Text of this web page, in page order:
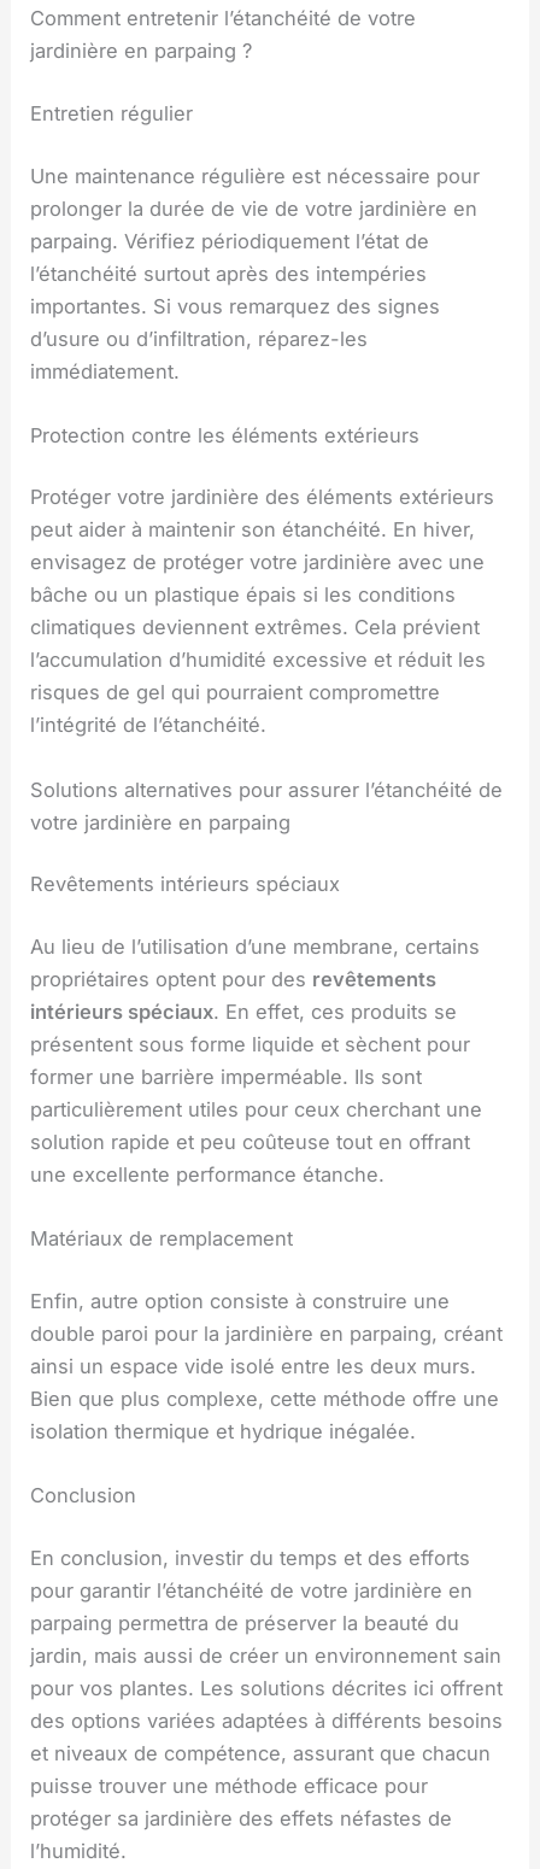
Comment entretenir l’étanchéité de votre
jardinière en parpaing ?
Entretien régulier
Une maintenance régulière est nécessaire pour
prolonger la durée de vie de votre jardinière en
parpaing. Vérifiez périodiquement l’état de
l’étanchéité surtout après des intempéries
importantes. Si vous remarquez des signes
d’usure ou d’infiltration, réparez-les
immédiatement.
Protection contre les éléments extérieurs
Protéger votre jardinière des éléments extérieurs
peut aider à maintenir son étanchéité. En hiver,
envisagez de protéger votre jardinière avec une
bâche ou un plastique épais si les conditions
climatiques deviennent extrêmes. Cela prévient
l’accumulation d’humidité excessive et réduit les
risques de gel qui pourraient compromettre
l’intégrité de l’étanchéité.
Solutions alternatives pour assurer l’étanchéité de
votre jardinière en parpaing
Revêtements intérieurs spéciaux
Au lieu de l’utilisation d’une membrane, certains
propriétaires optent pour des revêtements
intérieurs spéciaux. En effet, ces produits se
présentent sous forme liquide et sèchent pour
former une barrière imperméable. Ils sont
particulièrement utiles pour ceux cherchant une
solution rapide et peu coûteuse tout en offrant
une excellente performance étanche.
Matériaux de remplacement
Enfin, autre option consiste à construire une
double paroi pour la jardinière en parpaing, créant
ainsi un espace vide isolé entre les deux murs.
Bien que plus complexe, cette méthode offre une
isolation thermique et hydrique inégalée.
Conclusion
En conclusion, investir du temps et des efforts
pour garantir l’étanchéité de votre jardinière en
parpaing permettra de préserver la beauté du
jardin, mais aussi de créer un environnement sain
pour vos plantes. Les solutions décrites ici offrent
des options variées adaptées à différents besoins
et niveaux de compétence, assurant que chacun
puisse trouver une méthode efficace pour
protéger sa jardinière des effets néfastes de
l’humidité.